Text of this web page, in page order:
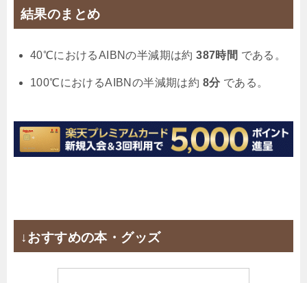
結果のまとめ
40℃におけるAIBNの半減期は約387時間 である。
100℃におけるAIBNの半減期は約 8分 である。
↓おすすめの本・グッズ